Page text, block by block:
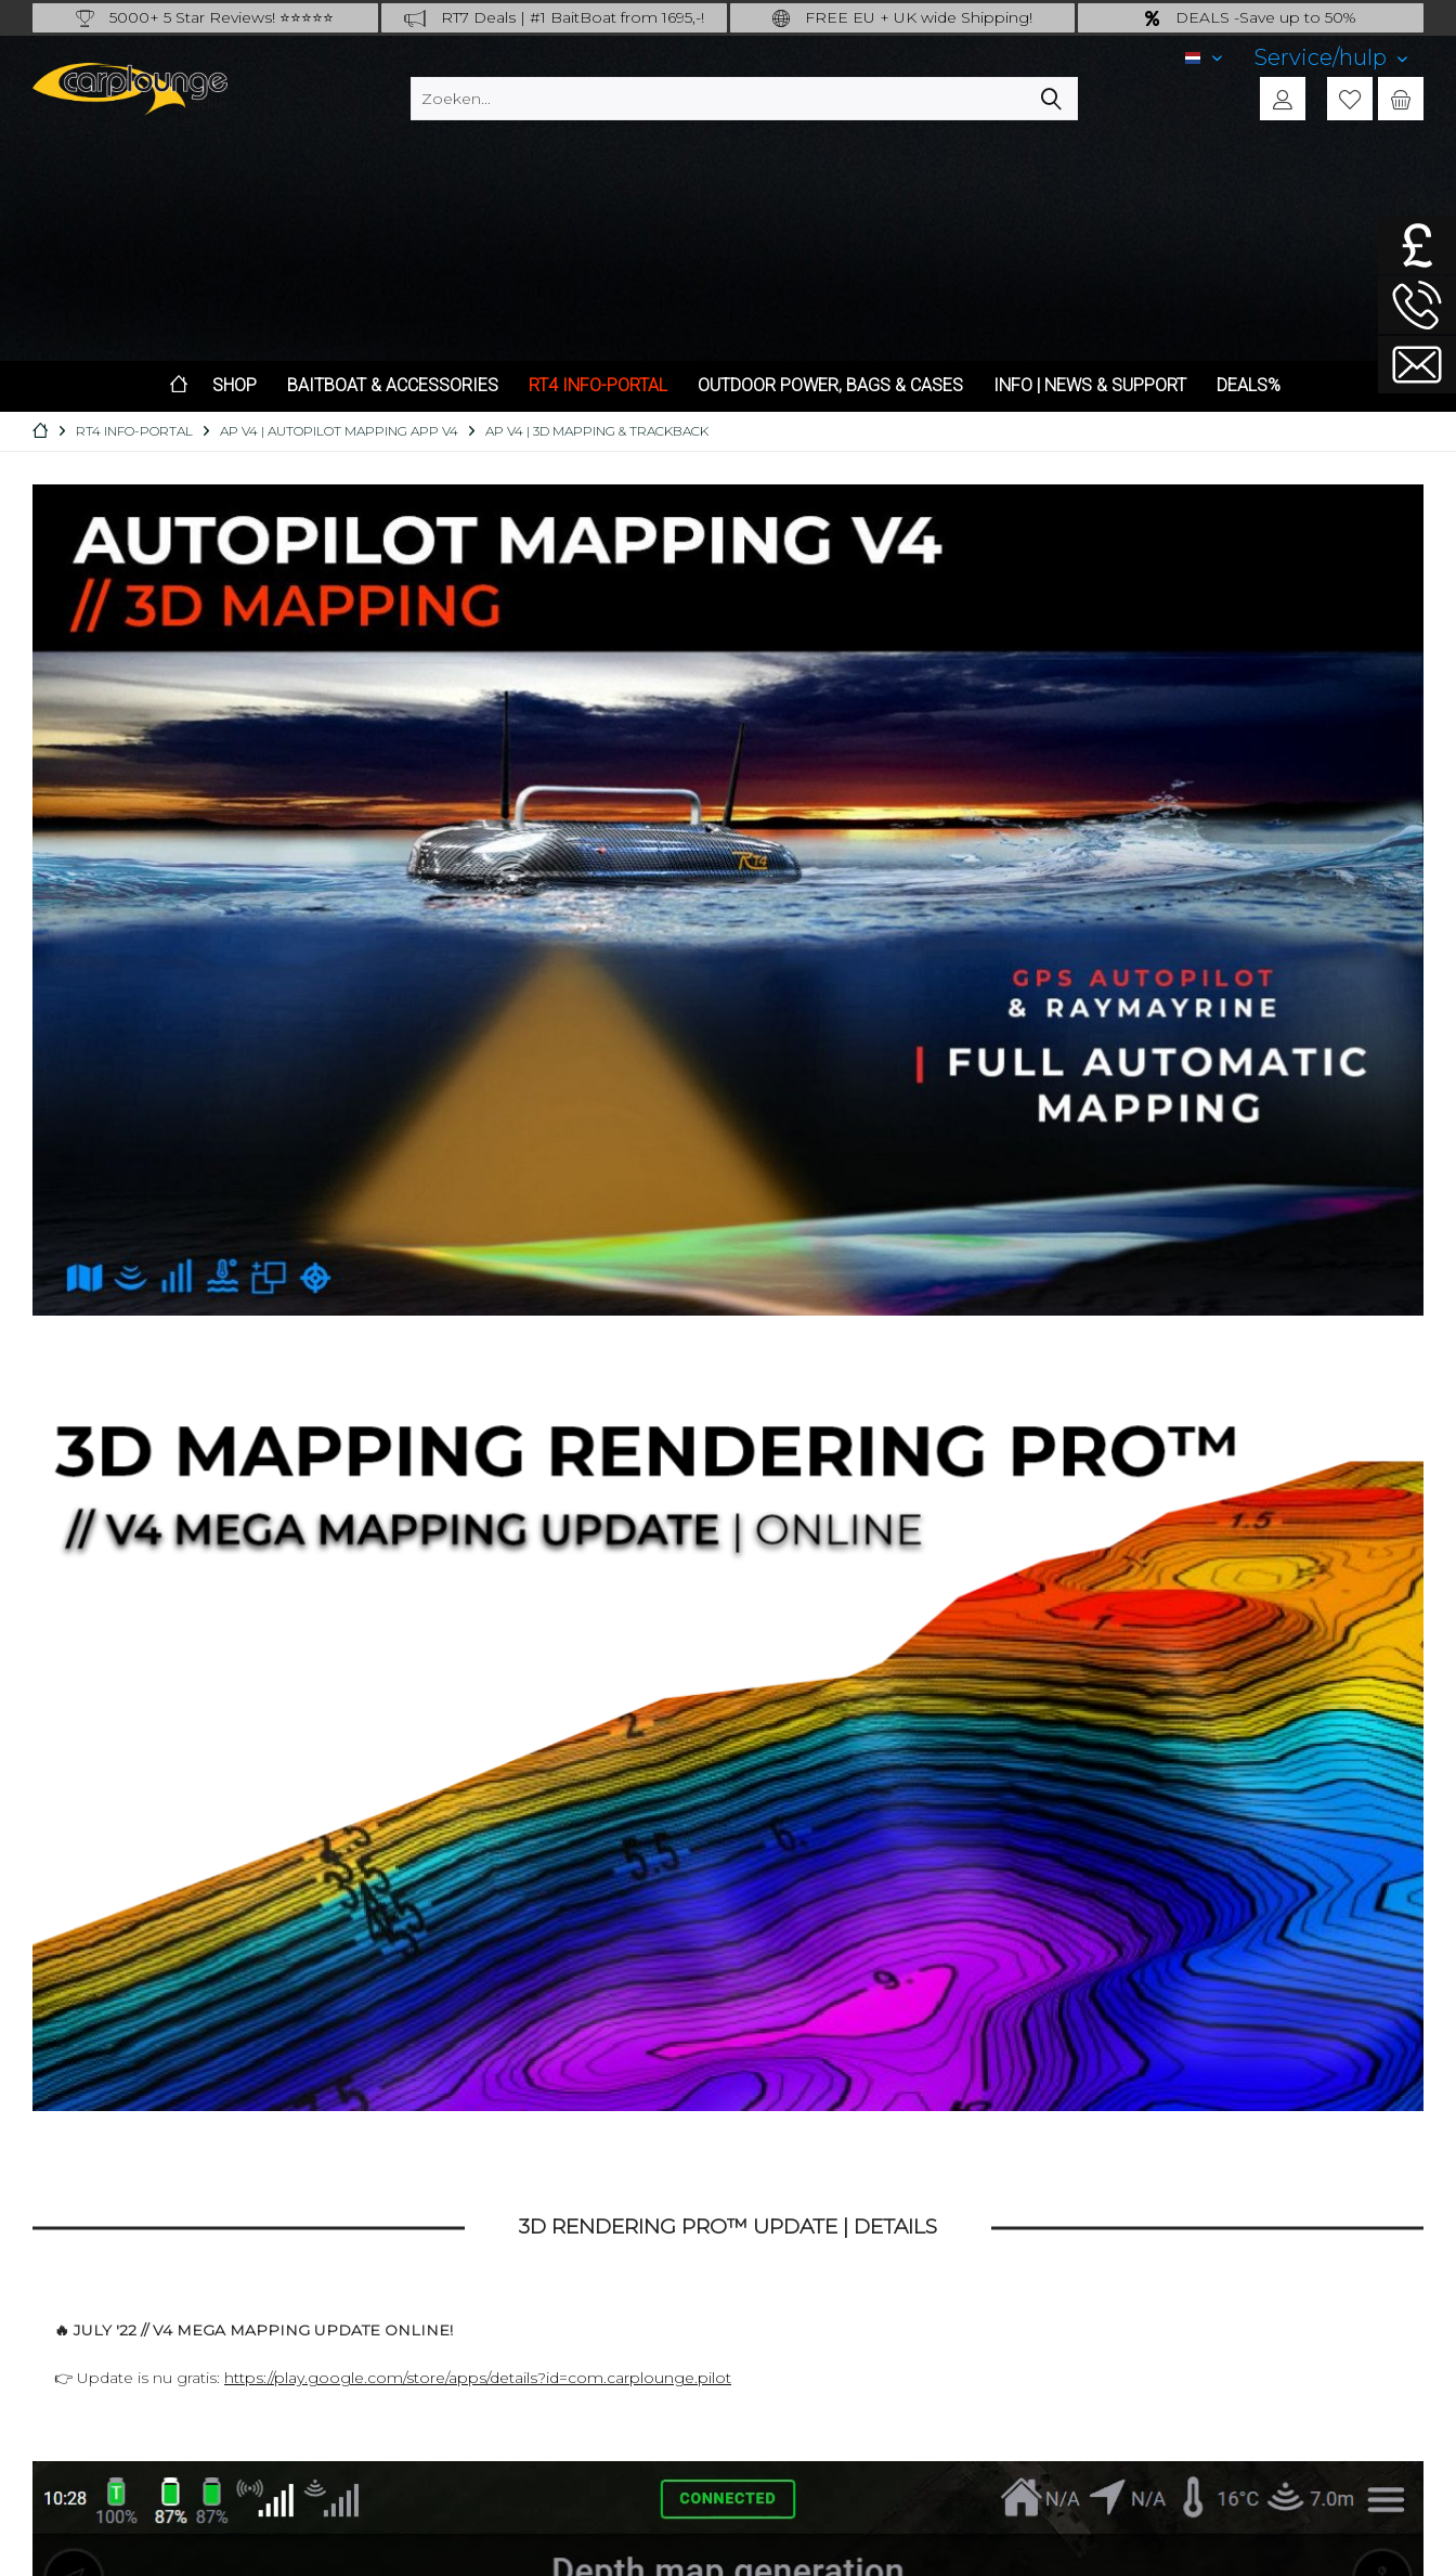
5000+ 5 Star Reviews! ⭐⭐⭐⭐⭐
RT7 Deals | #1 BaitBoat from 1695,-!
FREE EU + UK wide Shipping!
DEALS -Save up to 50%
last Chance: ... if gone then gone
NL Service/hulp
SHOP BAITBOAT & ACCESSORIES RT4 INFO-PORTAL OUTDOOR POWER, BAGS & CASES INFO | NEWS & SUPPORT DEALS%
RT4 INFO-PORTAL AP V4 | AUTOPILOT MAPPING APP V4 AP V4 | 3D MAPPING & TRACKBACK
3D RENDERING PRO™ UPDATE | DETAILS
🔥 JULY '22 // V4 MEGA MAPPING UPDATE ONLINE!
👉 Update is nu gratis: https://play.google.com/store/apps/details?id=com.carplounge.pilot